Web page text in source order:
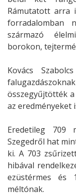
Rámutatott arra
forradalomban
származó
borokon,
Kovács
összegyűjtötték
az eredményeket
Eredetileg 709
Szegedről hat
ki. A 703
hibával
ezüstérmes és
méltónak.